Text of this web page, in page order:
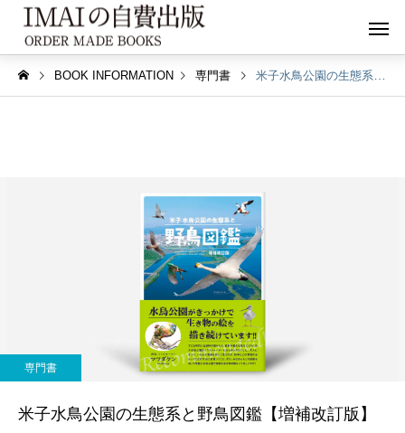
BOOK INFORMATION 専門書 米子水鳥公園の生態系と野鳥図鑑【増補改訂版】
専門書
米子水鳥公園の生態系と野鳥図鑑【増補改訂版】